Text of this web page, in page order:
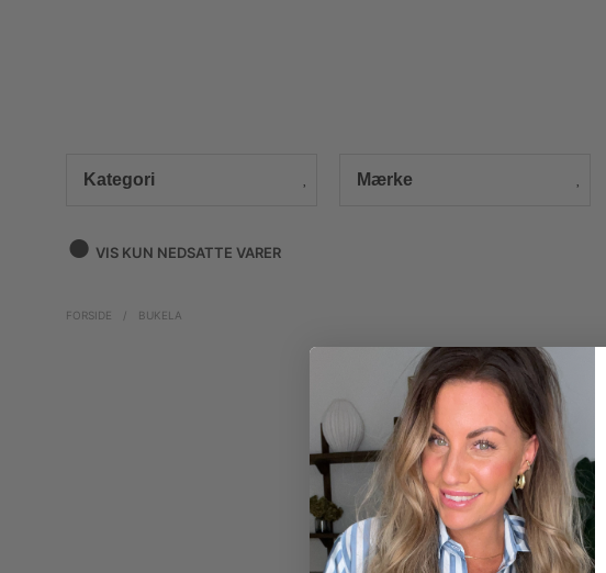
Kategori Mærke
VIS KUN NEDSATTE VARER
FORSIDE / BUKELA